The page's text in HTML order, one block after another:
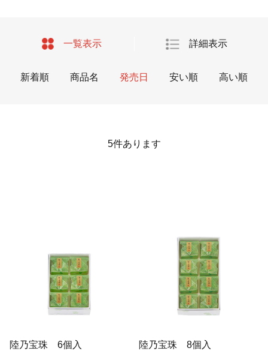
一覧表示 詳細表示
新着順 商品名 発売日 安い順 高い順
5件あります
陸乃宝珠 6個入 陸乃宝珠 8個入